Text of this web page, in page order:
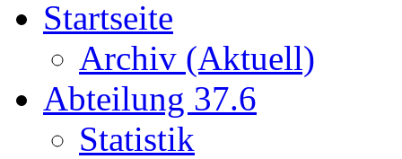
Startseite
Archiv (Aktuell)
Abteilung 37.6
Statistik